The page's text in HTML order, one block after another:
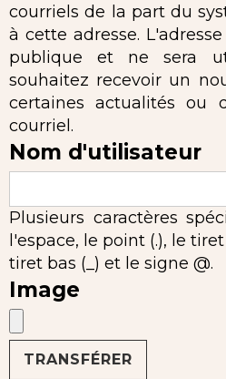
courriels de la part du
à cette adresse.
publique et ne sera
souhaitez recevoir un
certaines actualités ou
courriel.
Nom d'utilisateur
Plusieurs caractères
l'espace, le point (.), le
tiret bas (_) et le signe @.
Image